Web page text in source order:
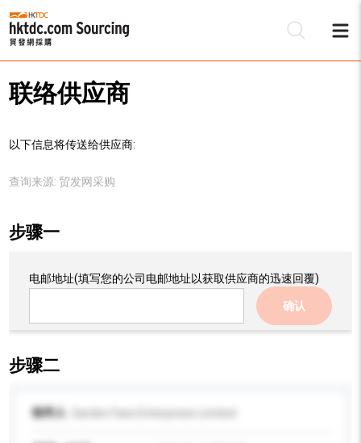
联络供应商
以下信息将传送给供应商:
查询来源: 贸发网采购
步骤一
电邮地址(填写您的公司电邮地址以获取供应商的迅速回覆)
确认
步骤二
收件人